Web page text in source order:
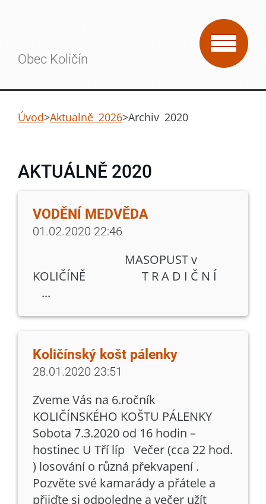
Obec Količín
Úvod>Aktualně 2026>Archiv 2020
AKTUÁLNĚ 2020
VODĚNÍ MEDVĚDA
01.02.2020 22:46
MASOPUST v
KOLIČÍNĚ T R A D I Č N Í
...
Količínský košt pálenky
28.01.2020 23:51
Zveme Vás na 6.ročník
KOLIČÍNSKÉHO KOŠTU PÁLENKY
Sobota 7.3.2020 od 16 hodin –
hostinec U Tří líp Večer (cca 22 hod.
) losování o různá překvapení .
Pozvěte své kamarády a přátele a
přijďte si odpoledne a večer užít